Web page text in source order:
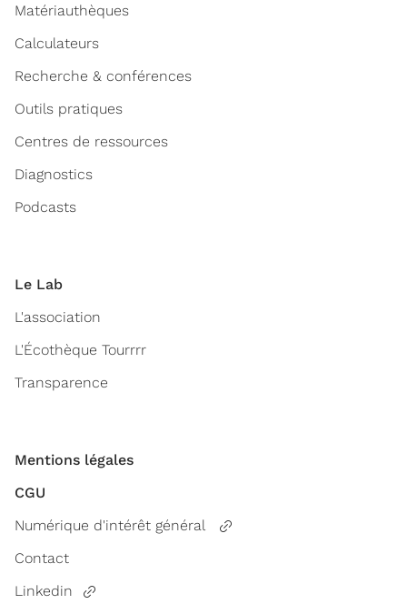
Matériauthèques
Calculateurs
Recherche & conférences
Outils pratiques
Centres de ressources
Diagnostics
Podcasts
Le Lab
L'association
L'Écothèque Tourrrr
Transparence
Mentions légales
CGU
Numérique d'intérêt général
Contact
Linkedin